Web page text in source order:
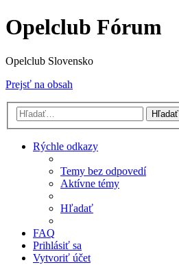
Opelclub Fórum
Opelclub Slovensko
Prejsť na obsah
Hľadať
Rýchle odkazy
Temy bez odpovedí
Aktívne témy
Hľadať
FAQ
Prihlásiť sa
Vytvoriť účet